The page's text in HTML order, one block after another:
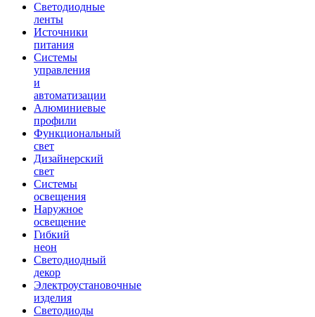
Светодиодные
ленты
Источники
питания
Системы
управления
и
автоматизации
Алюминиевые
профили
Функциональный
свет
Дизайнерский
свет
Системы
освещения
Наружное
освещение
Гибкий
неон
Светодиодный
декор
Электроустановочные
изделия
Светодиоды